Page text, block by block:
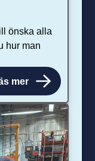
önska alla
hur man
mer